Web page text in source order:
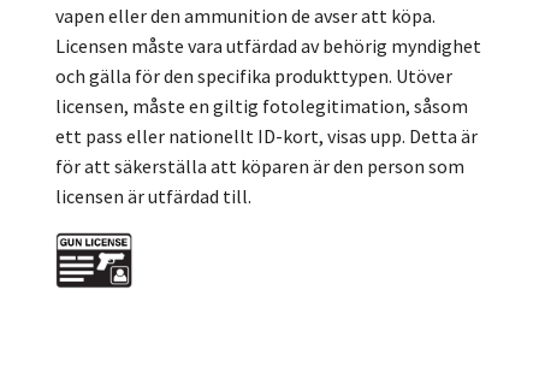
vapen eller den ammunition de avser att köpa.
Licensen måste vara utfärdad av behörig myndighet
och gälla för den specifika produkttypen. Utöver
licensen, måste en giltig fotolegitimation, såsom
ett pass eller nationellt ID-kort, visas upp. Detta är
för att säkerställa att köparen är den person som
licensen är utfärdad till.